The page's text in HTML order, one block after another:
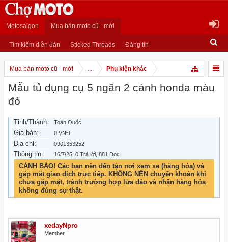
Motosaigon Mua bán moto cũ - mới
Tìm kiếm diễn đàn Sticked Threads Đăng tin
Mua bán moto cũ - mới ... Phụ kiện khác
Mẫu tủ dụng cụ 5 ngăn 2 cánh honda màu
đỏ
Tỉnh/Thành: Toàn Quốc
Giá bán: 0 VNĐ
Địa chỉ: 0901353252
Thông tin: 16/7/25 , 0 Trả lời, 881 Đọc
CẢNH BÁO! Các bạn nên đến tận nơi xem xe (hàng hóa) và
gặp mặt giao dịch trực tiếp. KHÔNG NÊN chuyển khoản khi
chưa gặp mặt, tránh trường hợp lừa đảo và nhận hàng hóa
không đúng sự thật.
xedayNpro
Member